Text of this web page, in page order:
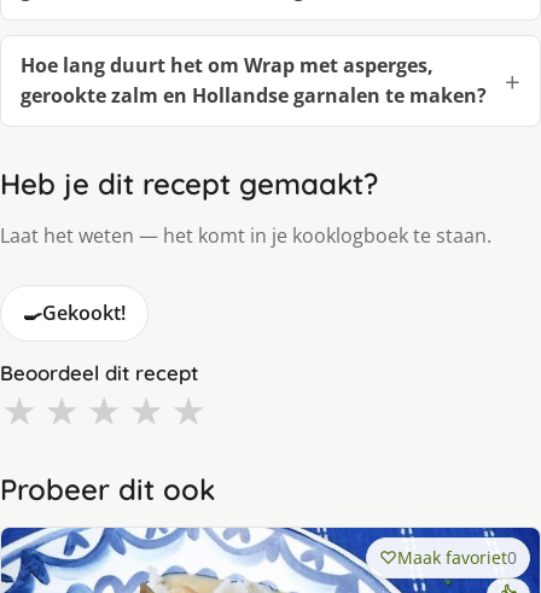
Hoe lang duurt het om Wrap met asperges,
gerookte zalm en Hollandse garnalen te maken?
Heb je dit recept gemaakt?
Laat het weten — het komt in je kooklogboek te staan.
🍳Gekookt!
Beoordeel dit recept
★ ★ ★ ★ ★
Probeer dit ook
Maak favoriet0